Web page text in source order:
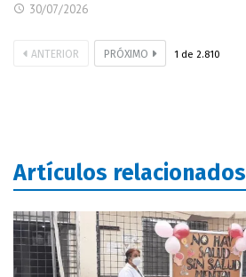
30/07/2026
ANTERIOR PRÓXIMO 1 de 2.810
Artículos relacionados